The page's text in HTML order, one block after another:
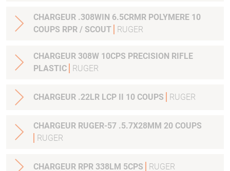
CHARGEUR .308WIN 6.5CRMR POLYMERE 10
COUPS RPR / SCOUT
RUGER
CHARGEUR 308W 10CPS PRECISION RIFLE
PLASTIC
RUGER
CHARGEUR .22LR LCP II 10 COUPS RUGER
CHARGEUR RUGER-57 .5.7X28MM 20 COUPS
RUGER
CHARGEUR RPR 338LM 5CPS RUGER